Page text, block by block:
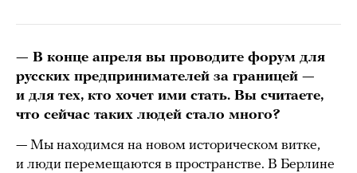
— В конце апреля вы проводите форум для
русских предпринимателей за границей —
и для тех, кто хочет ими стать. Вы считаете,
что сейчас таких людей стало много?
— Мы находимся на новом историческом витке,
и люди перемещаются в пространстве. В Берлине